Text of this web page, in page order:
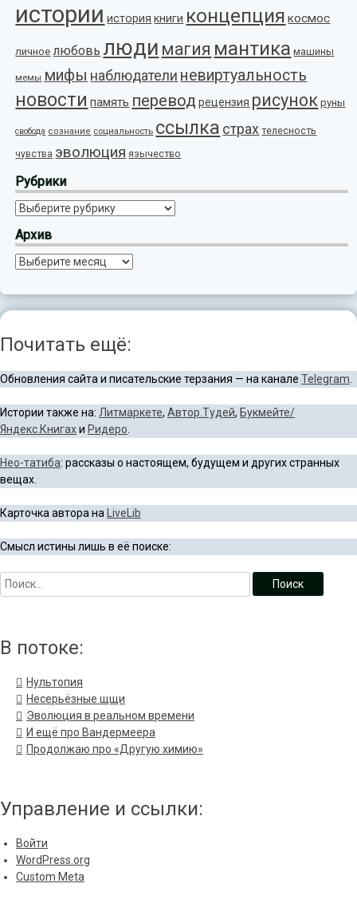
истории история книги концепция космос
личное любовь люди магия мантика машины
мемы мифы наблюдатели невиртуальность
новости память перевод рецензия рисунок руны
свобода сознание социальность ссылка страх телесность
чувства эволюция язычество
Рубрики
Рубрики
Архив
Архив
Почитать ещё:
Обновления сайта и писательские терзания — на канале Telegram
Истории также на: Литмаркете, Автор.Тудей, Букмейте/
Яндекс.Книгахи Ридеро
Нео-татиба: рассказы о настоящем, будущем и других странных
вещах.
Карточка автора на LiveLib
Смысл истины лишь в её поиске:
В потоке:
Нультопия
Несерьёзные щщи
Эволюция в реальном времени
И ещё про Вандермеера
Продолжаю про «Другую химию»
Управление и ссылки:
Войти
WordPress.org
Custom Meta